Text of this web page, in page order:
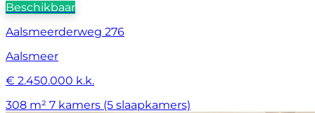
Beschikbaar
Aalsmeerderweg 276
Aalsmeer
€ 2.450.000 k.k.
308 m² 7 kamers (5 slaapkamers)